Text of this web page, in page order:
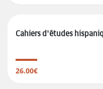
Cahiers d'études
26.00€